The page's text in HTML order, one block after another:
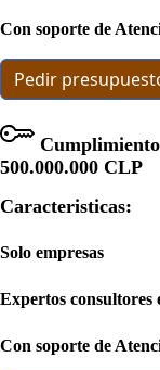
Con soporte de
Pedir
500.000.000 CLP
Caracteristicas:
Solo empresas
Expertos consultores
Con soporte de